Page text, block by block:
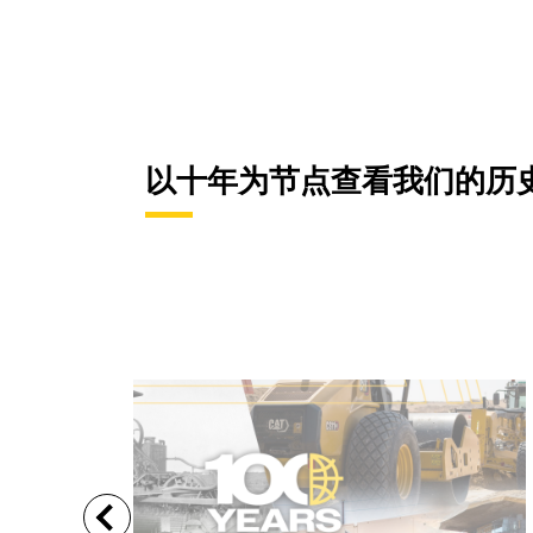
以十年为节点查看我们的历